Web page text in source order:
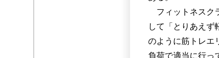
フィットネスク
して「とりあえず
のように筋トレエ
負荷で適当に行っ